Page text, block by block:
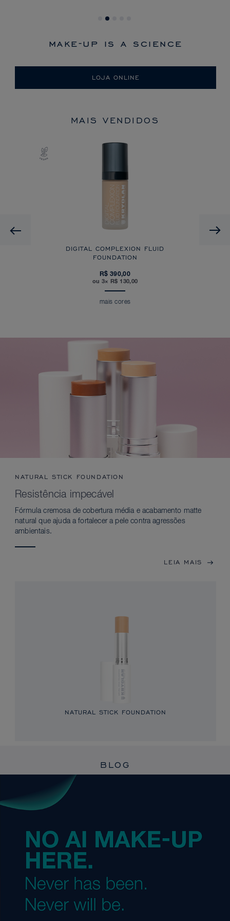
make-up is a science
LOJA ONLINE
MAIS VENDIDOS
Previous
DIGITAL COMPLEXION FLUID
FOUNDATION
R$ 390,00
ou 3× R$ 130,00
mais cores
NATURAL STICK FOUNDATION
Resistência impecável
Fórmula cremosa de cobertura média e acabamento matte
natural que ajuda a fortalecer a pele contra agressões
ambientais.
LEIA MAIS
NATURAL STICK FOUNDATION
BLOG